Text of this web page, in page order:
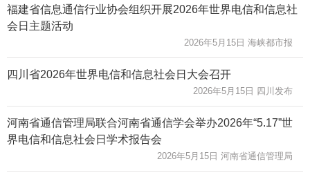
福建省信息通信行业协会组织开展2026年世界电信和信息社
会日主题活动
2026年5月15日 海峡都市报
四川省2026年世界电信和信息社会日大会召开
2026年5月15日 四川发布
河南省通信管理局联合河南省通信学会举办2026年“5.17”世
界电信和信息社会日学术报告会
2026年5月15日 河南省通信管理局